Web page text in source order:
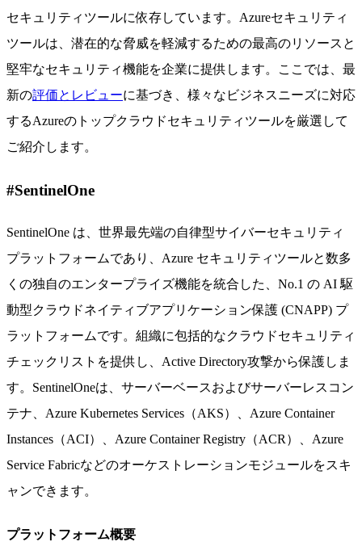
セキュリティツールに依存しています。Azureセキュリティ
ツールは、潜在的な脅威を軽減するための最高のリソースと
堅牢なセキュリティ機能を企業に提供します。ここでは、最
新の評価とレビューに基づき、様々なビジネスニーズに対応
するAzureのトップクラウドセキュリティツールを厳選して
ご紹介します。
#SentinelOne
SentinelOne は、世界最先端の自律型サイバーセキュリティ
プラットフォームであり、Azure セキュリティツールと数多
くの独自のエンタープライズ機能を統合した、No.1 の AI 駆
動型クラウドネイティブアプリケーション保護 (CNAPP) プ
ラットフォームです。組織に包括的なクラウドセキュリティ
チェックリストを提供し、Active Directory攻撃から保護しま
す。SentinelOneは、サーバーベースおよびサーバーレスコン
テナ、Azure Kubernetes Services（AKS）、Azure Container
Instances（ACI）、Azure Container Registry（ACR）、Azure
Service Fabricなどのオーケストレーションモジュールをスキ
ャンできます。
プラットフォーム概要